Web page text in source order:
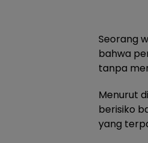
Seorang
bahwa
tanpa
Menurut
berisiko
yang